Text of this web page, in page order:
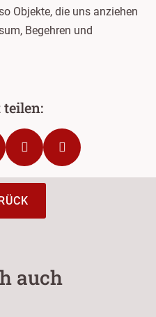
Objekte, die uns anziehen
Begehren und
auch